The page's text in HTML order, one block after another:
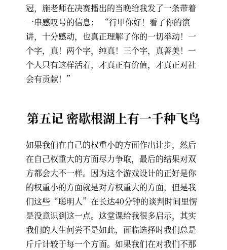
冠，施老师在决赛播出的当晚给我发了一条带着
一串感叹号的信息： “行甲你好！看了你的演
讲，十分感动，也真正理解了你的一切举动！一
个字，真！两个字，纯真！三个字，真善美！一
个人只有这样活着，才真正有价值，才真正对社
会有贡献！”
第五记 密歇根湖上有一千种飞鸟
如果我们在自己的权重小的方面作出让步，然后
在自己权重大的方面尽力争取，最后的结果对双
方都会大不一样。因为这个游戏设计的正好是你
的权重小的方面就是对方权重大的方面，但是我
们这些“聪明人”在长达40分钟的谈判时间里愣
是没意识到这一点。这堂课给我很多启示，其实
我们的人生何尝不是如此，面临选择时我们总是
斤斤计较于每一个方面。如果我们在对我们不那